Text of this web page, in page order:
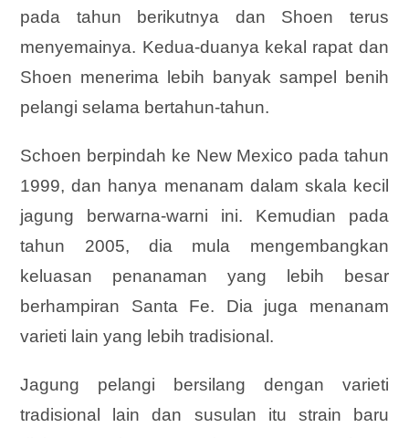
pada tahun berikutnya dan Shoen terus
menyemainya. Kedua-duanya kekal rapat dan
Shoen menerima lebih banyak sampel benih
pelangi selama bertahun-tahun.
Schoen berpindah ke New Mexico pada tahun
1999, dan hanya menanam dalam skala kecil
jagung berwarna-warni ini. Kemudian pada
tahun 2005, dia mula mengembangkan
keluasan penanaman yang lebih besar
berhampiran Santa Fe. Dia juga menanam
varieti lain yang lebih tradisional.
Jagung pelangi bersilang dengan varieti
tradisional lain dan susulan itu strain baru